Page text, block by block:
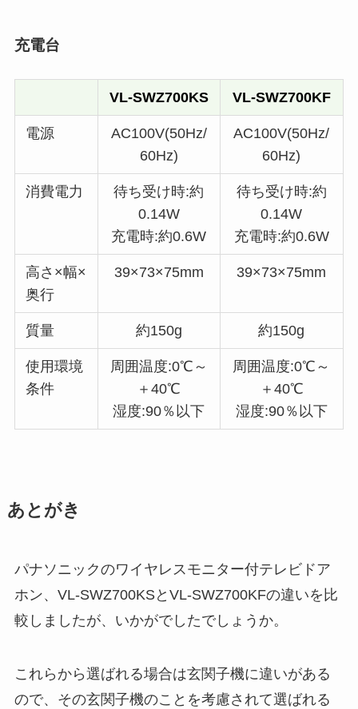
充電台
VL-SWZ700KS VL-SWZ700KF
電源
AC100V(50Hz/
60Hz)
AC100V(50Hz/
60Hz)
消費電力
待ち受け時:約
0.14W
充電時:約0.6W
待ち受け時:約
0.14W
充電時:約0.6W
高さ×幅×
奥行
39×73×75mm 39×73×75mm
質量 約150g 約150g
使用環境
条件
周囲温度:0℃～
＋40℃
湿度:90％以下
周囲温度:0℃～
＋40℃
湿度:90％以下
あとがき
パナソニックのワイヤレスモニター付テレビドア
ホン、VL-SWZ700KSとVL-SWZ700KFの違いを比
較しましたが、いかがでしたでしょうか。
これらから選ばれる場合は玄関子機に違いがある
ので、その玄関子機のことを考慮されて選ばれる